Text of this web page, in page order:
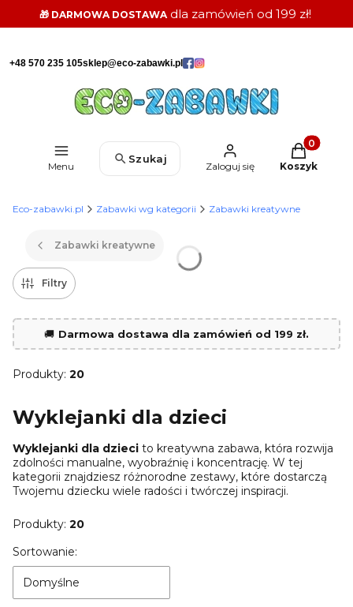
🎁 DARMOWA DOSTAWAdla zamówień od 199 zł!
+48 570 235 105sklep@eco-zabawki.pl
Menu
Szukaj
Zaloguj się
Produkty w
Koszyk
Eco-zabawki.pl Zabawki wg kategorii Zabawki kreatywne
Zabawki kreatywne
Filtry
🚚 Darmowa dostawa dla zamówień od 199 zł.
Produkty: 20
Wyklejanki dla dzieci
Wyklejanki dla dzieci to kreatywna zabawa, która rozwija
zdolności manualne, wyobraźnię i koncentrację. W tej
kategorii znajdziesz różnorodne zestawy, które dostarczą
Twojemu dziecku wiele radości i twórczej inspiracji.
Produkty: 20
Lista produktów
Sortowanie:
Domyślne